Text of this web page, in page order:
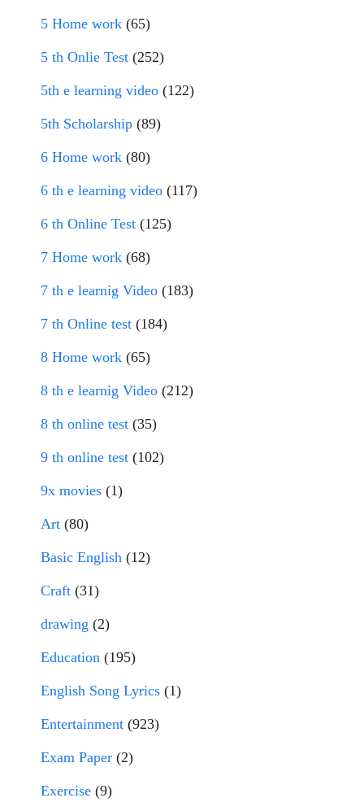
5 Home work (65)
5 th Onlie Test (252)
5th e learning video (122)
5th Scholarship (89)
6 Home work (80)
6 th e learning video (117)
6 th Online Test (125)
7 Home work (68)
7 th e learnig Video (183)
7 th Online test (184)
8 Home work (65)
8 th e learnig Video (212)
8 th online test (35)
9 th online test (102)
9x movies (1)
Art (80)
Basic English (12)
Craft (31)
drawing (2)
Education (195)
English Song Lyrics (1)
Entertainment (923)
Exam Paper (2)
Exercise (9)